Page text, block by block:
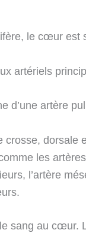
le cœur est
artériels
d’une artère
crosse,
les
l’artère
sang au cœur.